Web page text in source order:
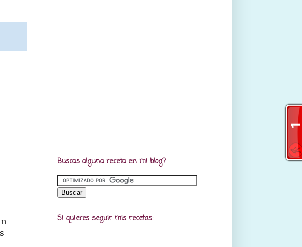
Buscas alguna receta en mi blog?
Si quieres seguir mis recetas: